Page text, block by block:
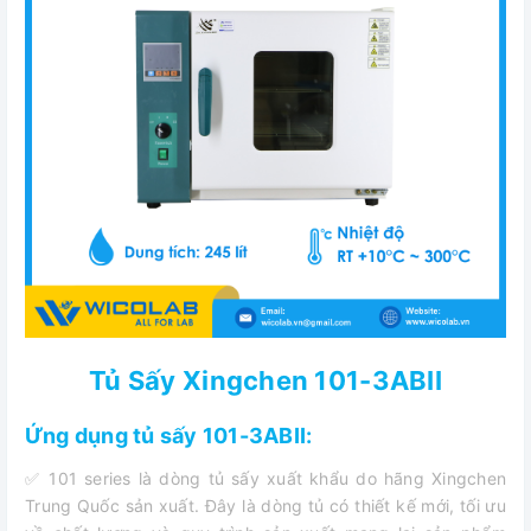
Tủ Sấy Xingchen 101-3ABII
Ứng dụng tủ sấy 101-3ABII:
✅ 101 series là dòng tủ sấy xuất khẩu do hãng Xingchen
Trung Quốc sản xuất. Đây là dòng tủ có thiết kế mới, tối ưu